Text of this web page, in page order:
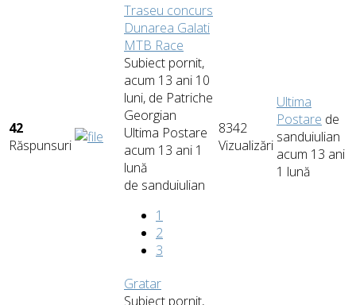
42
Răspunsuri
Traseu concurs
Dunarea Galati
MTB Race
Subiect pornit,
acum 13 ani 10
luni, de Patriche
Georgian
Ultima Postare
acum 13 ani 1
lună
de sanduiulian
1
2
3
8342
Vizualizări
Ultima
Postare de
sanduiulian
acum 13 ani
1 lună
Gratar
Subiect pornit,